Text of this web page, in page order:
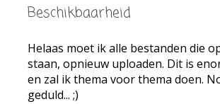
Beschikbaarheid
Helaas moet ik alle bestanden die
staan, opnieuw uploaden. Dit is
en zal ik thema voor thema doen.
geduld... ;)